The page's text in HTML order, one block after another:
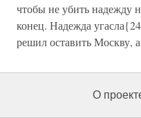
чтобы не убить надежду
конец. Надежда
решил оставить Москву,
О